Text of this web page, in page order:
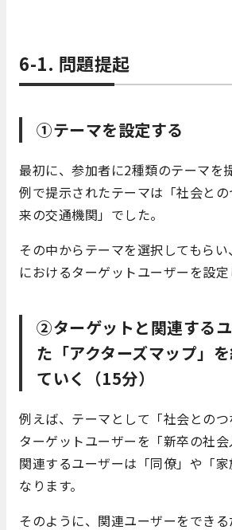
6-1. 問題提起
①テーマを設定する
最初に、参加者に2種類のテーマを
例で提示されたテーマは「社会と
来の交通機関」でした。
その中からテーマを選択してもら
におけるターゲットユーザーを設定
②ターゲットと関連する
た「アクターズマップ」
ていく（15分）
例えば、テーマとして「社会とのつ
ターゲットユーザーを「新卒の社会
関連するユーザーは「同僚」や「
なります。
そのように、関連ユーザーをでき